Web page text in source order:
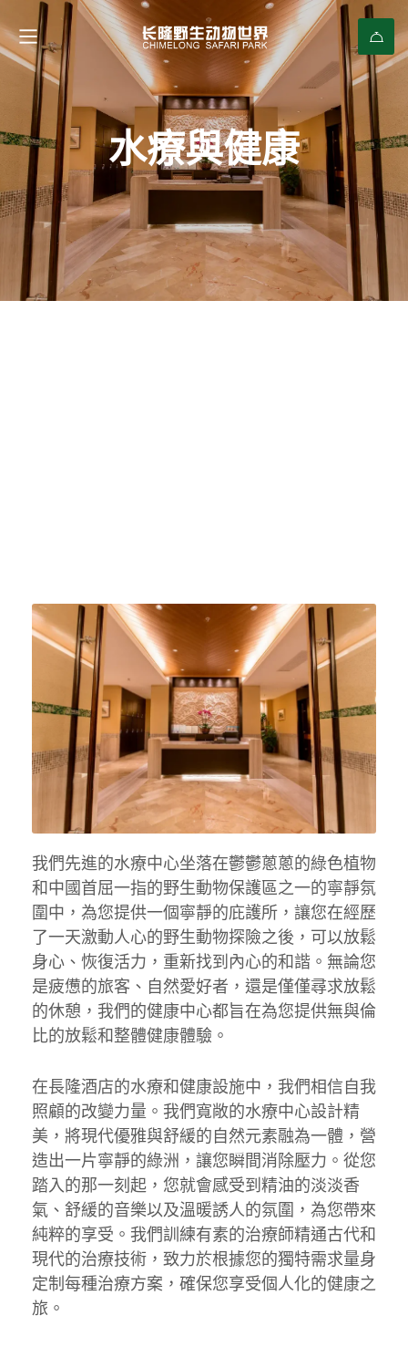
水療與健康
我們先進的水療中心坐落在鬱鬱蔥蔥的綠色植物
和中國首屈一指的野生動物保護區之一的寧靜氛
圍中，為您提供一個寧靜的庇護所，讓您在經歷
了一天激動人心的野生動物探險之後，可以放鬆
身心、恢復活力，重新找到內心的和諧。無論您
是疲憊的旅客、自然愛好者，還是僅僅尋求放鬆
的休憩，我們的健康中心都旨在為您提供無與倫
比的放鬆和整體健康體驗。
在長隆酒店的水療和健康設施中，我們相信自我
照顧的改變力量。我們寬敞的水療中心設計精
美，將現代優雅與舒緩的自然元素融為一體，營
造出一片寧靜的綠洲，讓您瞬間消除壓力。從您
踏入的那一刻起，您就會感受到精油的淡淡香
氣、舒緩的音樂以及溫暖誘人的氛圍，為您帶來
純粹的享受。我們訓練有素的治療師精通古代和
現代的治療技術，致力於根據您的獨特需求量身
定制每種治療方案，確保您享受個人化的健康之
旅。